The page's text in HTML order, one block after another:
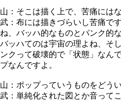
山：そこは描く上で、苦痛には
武：布には描きづらいし苦痛で
ね、バッハ的なものとパンク的
バッハてのは宇宙の理よね、そ
ンクって破壊的で「状態」なん
プなんですよ。
山：ポップっていうものをどう
武：単純化された図とか音って